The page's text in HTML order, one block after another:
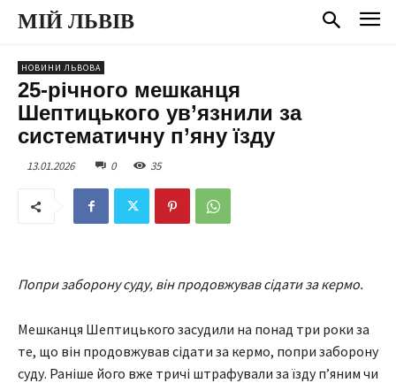
МІЙ ЛЬВІВ
НОВИНИ ЛЬВОВА
25-річного мешканця
Шептицького ув’язнили за
систематичну п’яну їзду
13.01.2026 0 35
Попри заборону суду, він продовжував сідати за кермо.
Мешканця Шептицького засудили на понад три роки за
те, що він продовжував сідати за кермо, попри заборону
суду. Раніше його вже тричі штрафували за їзду п’яним чи